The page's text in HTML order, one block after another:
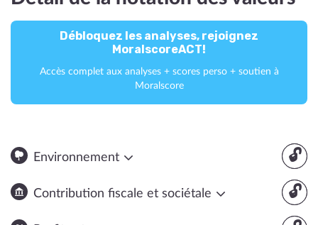
Débloquez les analyses, rejoignez
MoralscoreACT!
Accès complet aux analyses + scores perso + soutien à
Moralscore
🔓
Environnement
🔓
Contribution fiscale et sociétale